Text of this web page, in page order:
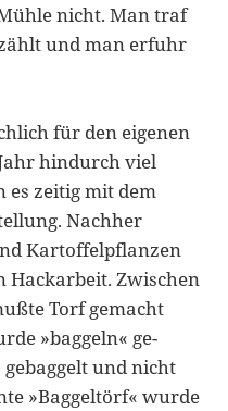
nicht. Man traf
und man erfuhr
für den eigenen
hindurch viel
zeitig mit dem
Nachher
Kartoffelpflan­zen
Hackarbeit. Zwischen
Torf gemacht
»baggeln« ge­
und nicht
»Baggeltörf« wurde